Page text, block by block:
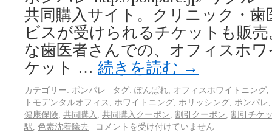
共同購入サイト。クリニック・
ビスが受けられるチケットも販
な歯医者さんでの、オフィスホ
ケット … 続きを読む →
カテゴリー: ポンパレ | タグ: ぽんぱれ オフィスホワイトニング
トモデンタルオフィス
ホワイトニング ポリッシング ポンパレ
健康保険 共同購入 共同購入クーポン 割引クーポン 割引チケ
駅 色素沈着除去 | コメントを受け付けていません